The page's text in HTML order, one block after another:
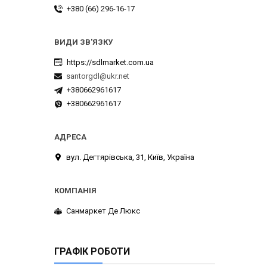
+380 (66) 296-16-17
https://sdlmarket.com.ua
santorgdl@ukr.net
+380662961617
+380662961617
вул. Дегтярівська, 31, Київ, Україна
Санмаркет Де Люкс
ГРАФІК РОБОТИ